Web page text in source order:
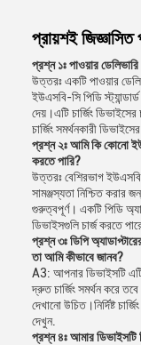
প্রায়শই জিজ্ঞাসিত
প্রশ্ন ১ঃ পাওয়ার
উত্তরঃ একটি পাওয়ার
ইউএসবি-সি পিডি
দেয়।এটি চার্জিং
চার্জিং সমর্থনকারী
প্রশ্ন ২ঃ আমি কি কোনো
করতে পারি?
উত্তরঃ বেশিরভাগ
সামঞ্জস্যতা নিশ্চিত করার
গুরুত্বপূর্ণ। একটি পিডি
ডিভাইসগুলি চার্জ করতে
প্রশ্ন ৩ঃ ডিপি
তা আমি কীভাবে জানব?
A3: আপনার ডিভাইসটি এটি
দ্রুত চার্জিং সমর্থন করে
দেখানো উচিত।নির্দিষ্ট
দেখুন.
প্রশ্ন ৪ঃ আমার ডিভাইসটি